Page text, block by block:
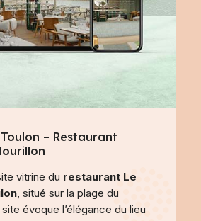
– Restaurant
vitrine du restaurant Le
, situé sur la plage du
évoque l’élégance du lieu